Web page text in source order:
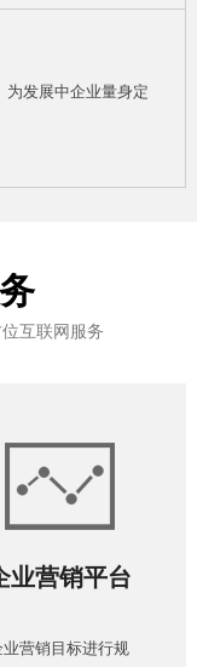
为发展中企业量身定
互联网服务
业营销平台
业营销目标进行规